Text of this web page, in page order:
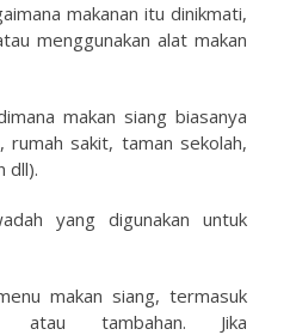
makanan itu dinikmati,
menggunakan alat makan
makan siang biasanya
rumah sakit, taman sekolah,
dll).
yang digunakan untuk
makan siang, termasuk
atau tambahan. Jika